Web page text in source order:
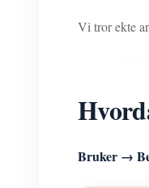
Vi tror ekte
Bruker →